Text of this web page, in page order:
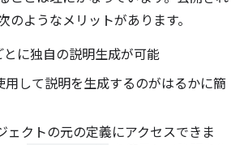
のようなメリットがあります。
に独自の説明生成が可能
用して説明を生成するのがはるかに簡
ェクトの元の定義にアクセスできま